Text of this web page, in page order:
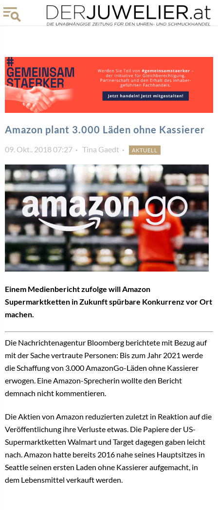
Amazon plant 3.000 Läden ohne Kassierer
09. Okt.. 2018 07:27 Tina Gaedt AKTUELL
Einem Medienbericht zufolge will Amazon
Supermarktketten in Zukunft spürbare Konkurrenz vor Ort
machen.
Die Nachrichtenagentur Bloomberg berichtete mit Bezug auf
mit der Sache vertraute Personen: Bis zum Jahr 2021 werde
die Schaffung von 3.000 AmazonGo-Läden ohne Kassierer
erwogen. Eine Amazon-Sprecherin wollte den Bericht
demnach nicht kommentieren.
Die Aktien von Amazon reduzierten zuletzt in Reaktion auf die
Veröffentlichung ihre Verluste etwas. Die Papiere der US-
Supermarktketten Walmart und Target dagegen gaben leicht
nach. Amazon hatte bereits 2016 nahe seines Hauptsitzes in
Seattle seinen ersten Laden ohne Kassierer aufgemacht, in
dem Lebensmittel verkauft werden.